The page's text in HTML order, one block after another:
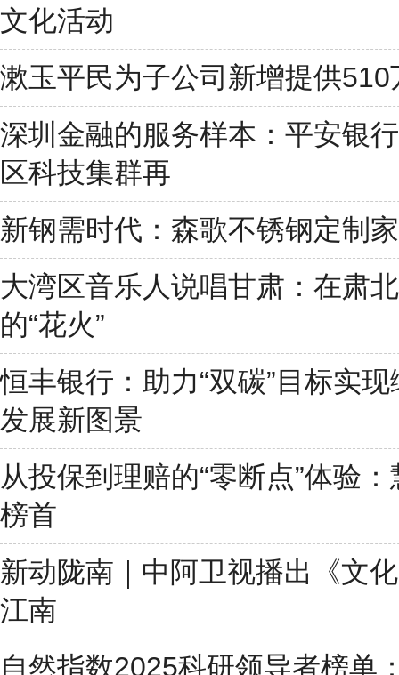
文化活动
漱玉平民为子公司新增提供510
深圳金融的服务样本：平安银
区科技集群再
新钢需时代：森歌不锈钢定制
大湾区音乐人说唱甘肃：在肃
的“花火”
恒丰银行：助力“双碳”目标实
发展新图景
从投保到理赔的“零断点”体验
榜首
新动陇南｜中阿卫视播出《文
江南
自然指数2025科研领导者榜单